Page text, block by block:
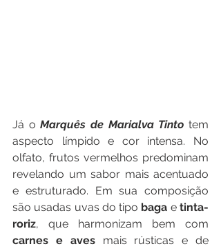
Já o Marquês de Marialva Tinto tem
aspecto límpido e cor intensa. No
olfato, frutos vermelhos predominam
revelando um sabor mais acentuado
e estruturado. Em sua composição
são usadas uvas do tipo baga e tinta-
roriz
carnes e aves mais rústicas e de